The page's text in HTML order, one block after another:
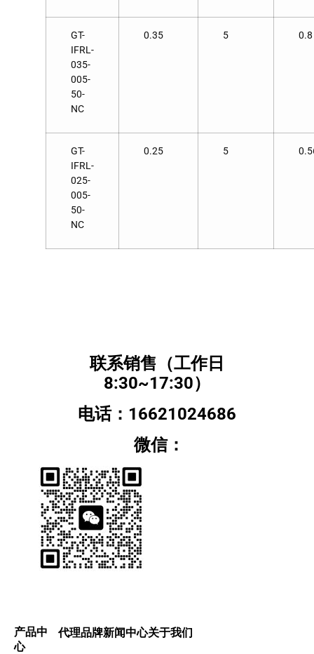
GT-
IFRL-
035-
005-
50-
NC
0.35 5 0.8
GT-
IFRL-
025-
005-
50-
NC
0.25 5
联系销售（工作日
8:30~17:30）
电话：16621024686
微信：
产品中
心
代理品牌新闻中心关于我们